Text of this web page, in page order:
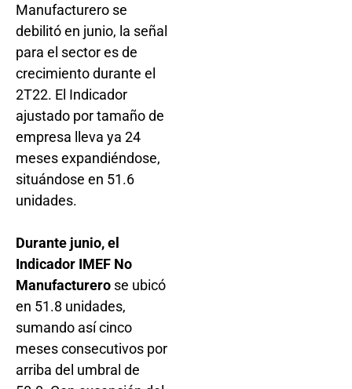
Manufacturero se
debilitó en junio, la señal
para el sector es de
crecimiento durante el
2T22. El Indicador
ajustado por tamaño de
empresa lleva ya 24
meses expandiéndose,
situándose en 51.6
unidades.
Durante junio, el
Indicador IMEF No
Manufacturero se ubicó
en 51.8 unidades,
sumando así cinco
meses consecutivos por
arriba del umbral de